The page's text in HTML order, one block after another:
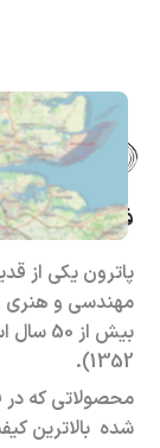
فروشگاه
پاترون یکی از
مهندسی و هنری
بیش
1352).
محصولاتی که
شده بالاترین